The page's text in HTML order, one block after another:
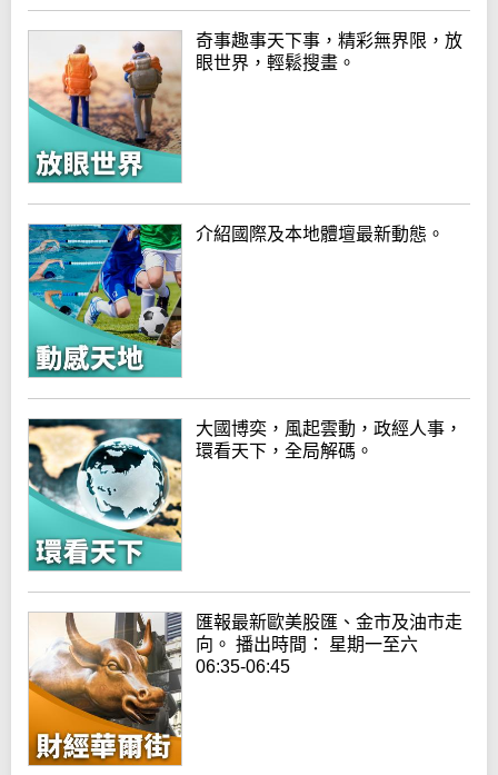
奇事趣事天下事，精彩無界限，放
眼世界，輕鬆搜畫。
介紹國際及本地體壇最新動態。
大國博奕，風起雲動，政經人事，
環看天下，全局解碼。
匯報最新歐美股匯、金市及油市走
向。 播出時間： 星期一至六
06:35-06:45